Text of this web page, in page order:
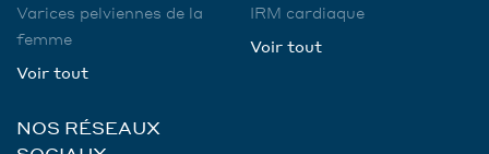
Varices pelviennes de la
femme
Voir tout
IRM cardiaque
Voir tout
NOS RÉSEAUX